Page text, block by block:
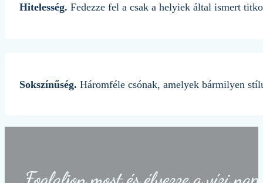
Hitelesség. Fedezze fel a csak a helyiek által ismert
Sokszínűség. Háromféle csónak, amelyek bármilyen